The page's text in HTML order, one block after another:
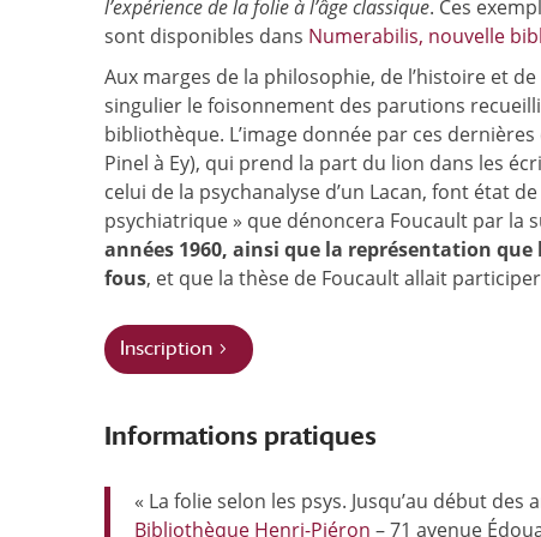
l’expérience de la folie à l’âge classique. Ces
sont disponibles dans Numerabilis, nouvelle
Aux marges de la philosophie, de l’histoire et
singulier le foisonnement des parutions
bibliothèque. L’image donnée par ces
Pinel à Ey), qui prend la part du lion dans les
celui de la psychanalyse d’un Lacan, font état
psychiatrique » que dénoncera Foucault par la
années 1960, ainsi que la représentation
fous, et que la thèse de Foucault allait
Inscription
Informations pratiques
« La folie selon les psys. Jusqu’au début des
Bibliothèque Henri-Piéron – 71 avenue